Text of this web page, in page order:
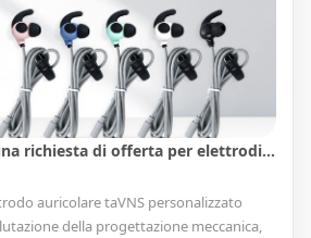
Cosa includere in una richiesta di offerta per elettrodi auricolari taVNS: una lista di controllo pratica per i team di prodotto
auricolare taVNS personalizzato
della progettazione meccanica,